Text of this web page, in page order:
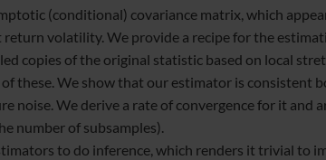
(conditional) covariance matrix, which
volatility. We provide a recipe for the
copies of the original statistic based on local
these. We show that our estimator is consistent
noise. We derive a rate of convergence for it and
number of subsamples).
to do inference, which renders it trivial to